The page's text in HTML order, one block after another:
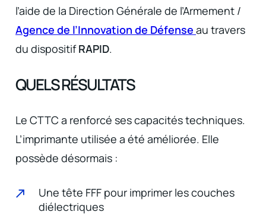
l’aide de la Direction Générale de l’Armement /
Agence de l’Innovation de Défense au travers
du dispositifRAPID.
QUELS RÉSULTATS
Le CTTC a renforcé ses capacités techniques.
L’imprimante utilisée a été améliorée. Elle
possède désormais :
Une tête FFF pour imprimer les couches
diélectriques